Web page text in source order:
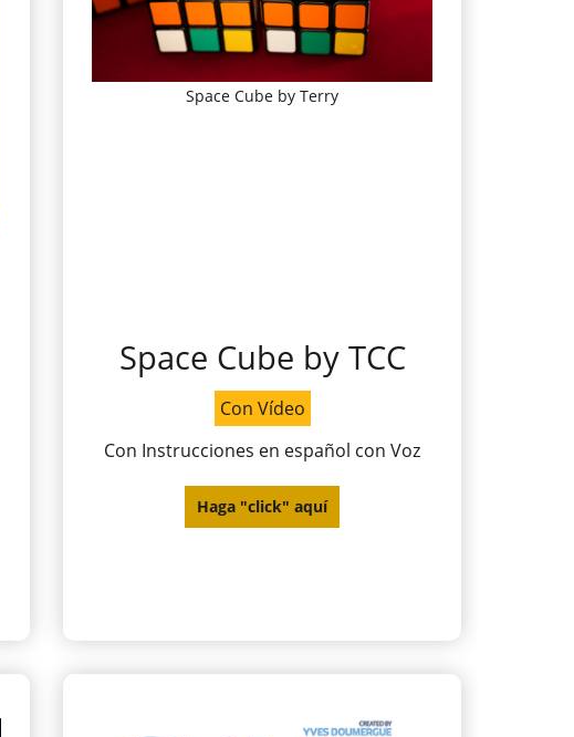
Space Cube by Terry
Space Cube by TCC
Con Vídeo
Con Instrucciones en español con Voz
Haga "click" aquí